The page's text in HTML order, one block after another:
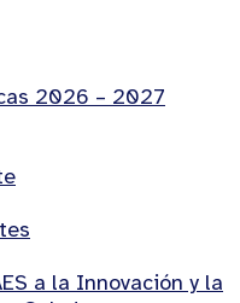
2026 – 2027
a la Innovación y la